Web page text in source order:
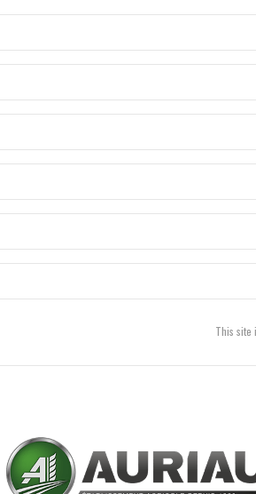
This site